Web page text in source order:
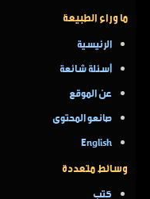
ما وراء الطبيعة
الرئيسية
أسئلة شائعة
عن الموقع
صانعو المحتوى
English
وسائط متعددة
كتب